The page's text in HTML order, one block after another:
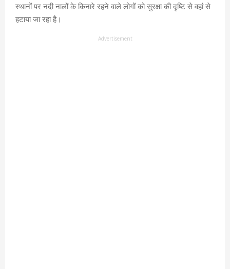
स्थानों पर नदी नालों के किनारे रहने वाले लोगों को सुरक्षा की दृष्टि से वहां से
हटाया जा रहा है।
Advertisement